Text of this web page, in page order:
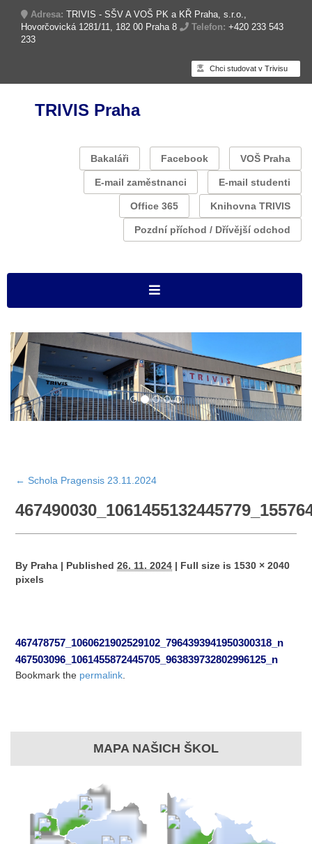
Adresa: TRIVIS - SŠV A VOŠ PK a KŘ Praha, s.r.o.,
Hovorčovická 1281/11, 182 00 Praha 8
Telefon: +420 233 543
233
Chci studovat v Trivisu
TRIVIS Praha
Bakaláři Facebook VOŠ Praha
E-mail zaměstnanci E-mail studenti
Office 365 Knihovna TRIVIS
Pozdní příchod / Dřívější odchod
← Schola Pragensis 23.11.2024
By Praha | Published 26. 11. 2024 | Full size is 1530 × 2040
pixels
467478757_1060621902529102_7964393941950300318_n
467503096_1061455872445705_963839732802996125_n
Bookmark the permalink
MAPA NAŠICH ŠKOL